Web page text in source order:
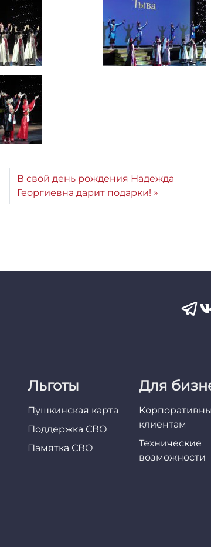
В свой день рождения Надежда
Георгиевна дарит подарки!
Льготы
Пушкинская карта
Поддержка СВО
Памятка СВО
Для
клиентам
Технические
возможности